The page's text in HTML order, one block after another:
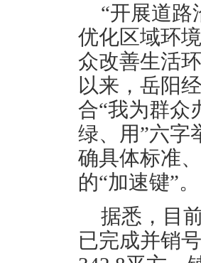
“开展道
优化区域环
众改善生活
以来，岳阳
合“我为群众
绿、用”六字
确具体标准
的“加速键”。
据悉，目
已完成并销